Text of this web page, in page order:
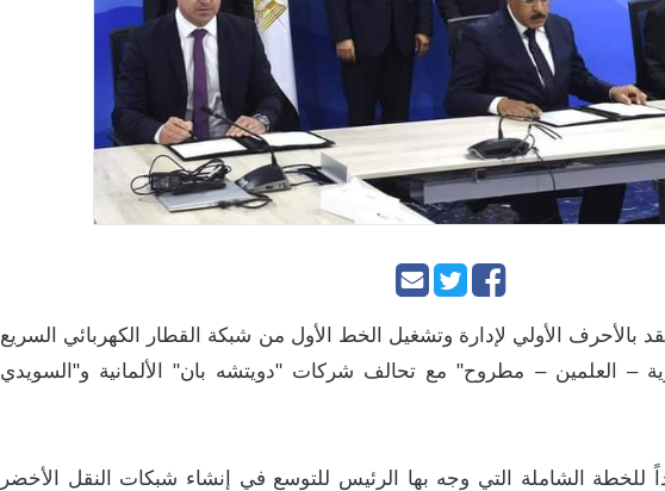
بالأحرف الأولي لإدارة وتشغيل الخط الأول من شبكة القطار الكهربائي السريع
– العلمين – مطروح" مع تحالف شركات "دويتشه بان" الألمانية و"السويدي
للخطة الشاملة التي وجه بها الرئيس للتوسع في إنشاء شبكات النقل الأخضر